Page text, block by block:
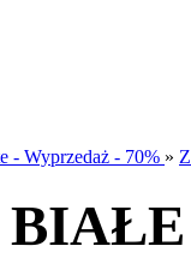
- Wyprzedaż - 70% »